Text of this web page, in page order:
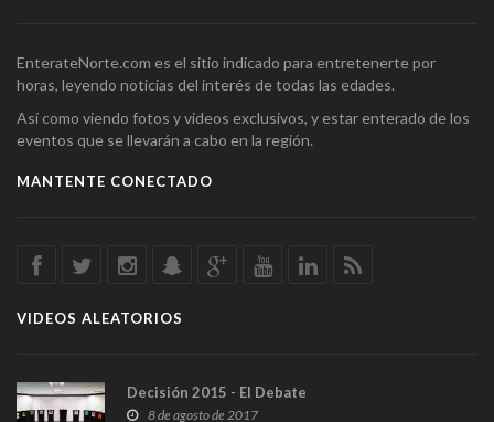
EnterateNorte.com es el sitio indicado para entretenerte por
horas, leyendo noticias del interés de todas las edades.
Así como viendo fotos y videos exclusivos, y estar enterado de los
eventos que se llevarán a cabo en la región.
MANTENTE CONECTADO
VIDEOS ALEATORIOS
Decisión 2015 - El Debate
8 de agosto de 2017